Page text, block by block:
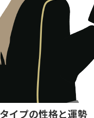
イプの性格と運勢